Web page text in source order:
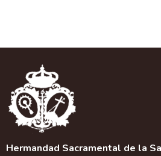
Hermandad Sacramental de la